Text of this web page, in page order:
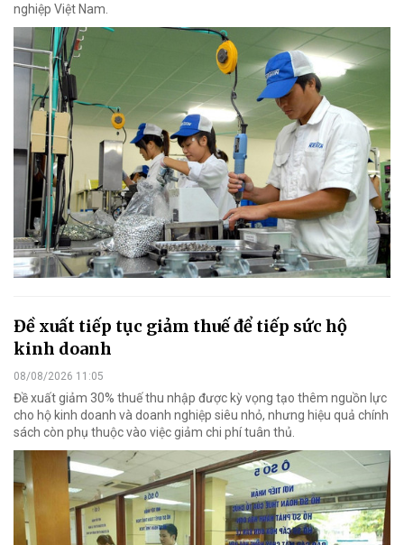
nghiệp Việt Nam.
Đề xuất tiếp tục giảm thuế để tiếp sức hộ
kinh doanh
08/08/2026 11:05
Đề xuất giảm 30% thuế thu nhập được kỳ vọng tạo thêm nguồn lực
cho hộ kinh doanh và doanh nghiệp siêu nhỏ, nhưng hiệu quả chính
sách còn phụ thuộc vào việc giảm chi phí tuân thủ.